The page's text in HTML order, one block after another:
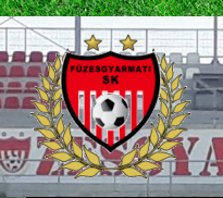
Skip
to
content